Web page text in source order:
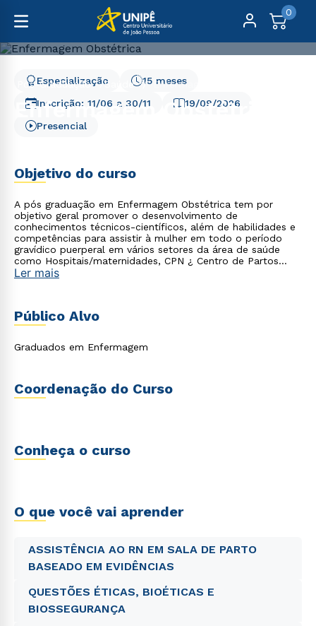
0
Pós-Graduação Saúde Enfermagem Obstétrica
Enfermagem Obstétrica
19/09/2026
15 meses
Especialização
Presencial
Inscrição: 11/06 a 30/11
Objetivo do curso
A pós graduação em Enfermagem Obstétrica tem por
objetivo geral promover o desenvolvimento de
conhecimentos técnicos-científicos, além de habilidades e
competências para assistir à mulher em todo o período
gravídico puerperal em vários setores da área de saúde
como Hospitais/maternidades, CPN ¿ Centro de Partos
Normais e UBS ¿ Unidade Básica de Saúde. Nossa
o exercício da Obstetrícia.
Ler mais
Público Alvo
Graduados em Enfermagem
Coordenação do Curso
Conheça o curso
O que você vai aprender
ASSISTÊNCIA AO RN EM SALA DE PARTO
BASEADO EM EVIDÊNCIAS
QUESTÕES ÉTICAS, BIOÉTICAS E
BIOSSEGURANÇA